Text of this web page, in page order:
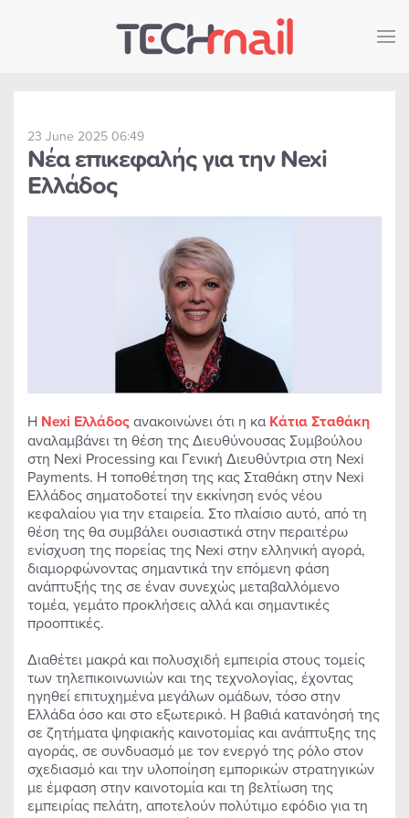
Skip to main content
23 June 2025 06:49
Νέα επικεφαλής για την Nexi
Ελλάδος
Η Nexi Ελλάδοςανακοινώνει ότι η κα Κάτια Σταθάκη
αναλαμβάνει τη θέση της Διευθύνουσας Συμβούλου
στη Nexi Processing και Γενική Διευθύντρια στη Nexi
Payments. Η τοποθέτηση της κας Σταθάκη στην Nexi
Ελλάδος σηματοδοτεί την εκκίνηση ενός νέου
κεφαλαίου για την εταιρεία. Στο πλαίσιο αυτό, από τη
θέση της θα συμβάλει ουσιαστικά στην περαιτέρω
ενίσχυση της πορείας της Nexi στην ελληνική αγορά,
διαμορφώνοντας σημαντικά την επόμενη φάση
ανάπτυξής της σε έναν συνεχώς μεταβαλλόμενο
τομέα, γεμάτο προκλήσεις αλλά και σημαντικές
προοπτικές.
Διαθέτει μακρά και πολυσχιδή εμπειρία στους τομείς
των τηλεπικοινωνιών και της τεχνολογίας, έχοντας
ηγηθεί επιτυχημένα μεγάλων ομάδων, τόσο στην
Ελλάδα όσο και στο εξωτερικό. Η βαθιά κατανόησή της
σε ζητήματα ψηφιακής καινοτομίας και ανάπτυξης της
αγοράς, σε συνδυασμό με τον ενεργό της ρόλο στον
σχεδιασμό και την υλοποίηση εμπορικών στρατηγικών
με έμφαση στην καινοτομία και τη βελτίωση της
εμπειρίας πελάτη, αποτελούν πολύτιμο εφόδιο για τη